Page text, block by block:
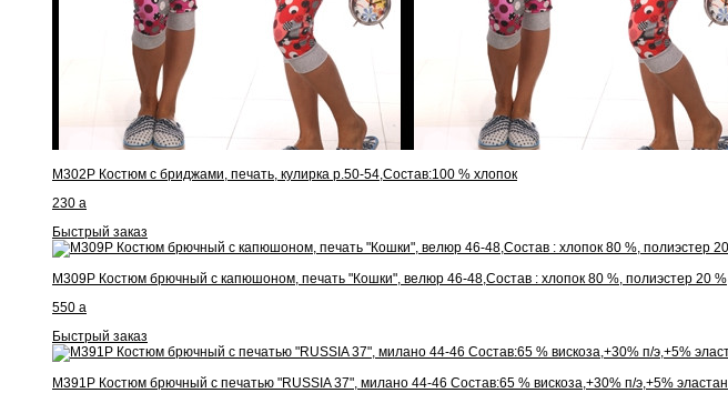
М302Р Костюм с бриджами, печать, кулирка р.50-54,Состав:100 % хлопок
230 a
Быстрый заказ
М309Р Костюм брючный с капюшоном, печать "Кошки", велюр 46-48,Состав : хлопок 80 %, полиэстер 20 %
550 a
Быстрый заказ
М391Р Костюм брючный с печатью "RUSSIA 37", милано 44-46 Состав:65 % вискоза,+30% п/э,+5% эластан